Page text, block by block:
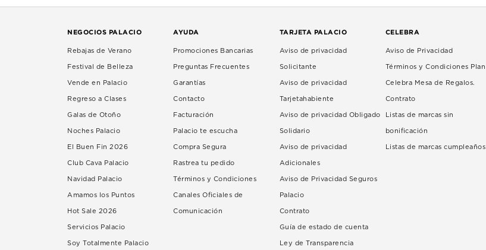
NEGOCIOS PALACIO
Rebajas de Verano
Festival de Belleza
Vende en Palacio
Regreso a Clases
Galas de Otoño
Noches Palacio
El Buen Fin 2026
Club Cava Palacio
Navidad Palacio
Amamos los Puntos
Hot Sale 2026
Servicios Palacio
Soy Totalmente Palacio
AYUDA
Promociones Bancarias
Preguntas Frecuentes
Garantías
Contacto
Facturación
Palacio te escucha
Compra Segura
Rastrea tu pedido
Términos y Condiciones
Canales Oficiales de
Comunicación
TARJETA PALACIO
Aviso de privacidad
Solicitante
Aviso de privacidad
Tarjetahabiente
Aviso de privacidad Obligado
Solidario
Aviso de privacidad
Adicionales
Aviso de Privacidad Seguros
Palacio
Contrato
Guía de estado de cuenta
Ley de Transparencia
CELEBRA
Aviso de Privacidad
Términos y Condiciones Plan
Celebra Mesa de Regalos.
Contrato
Listas de marcas sin
bonificación
Listas de marcas cumpleaños